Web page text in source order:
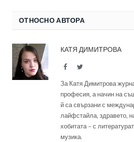
ОТНОСНО АВТОРА
КАТЯ ДИМИТРОВА
FacebookTwitter
За Катя Димитрова
професия, а начин на
й са свързани с
лайфстайла, здравето,
хобитата – с
музика.